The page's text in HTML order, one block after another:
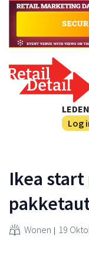
Log
Ikea
Wonen 19